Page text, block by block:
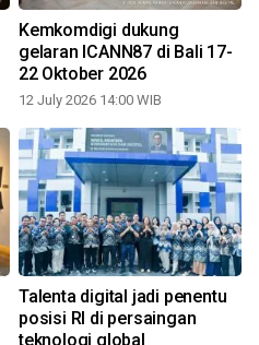
Kemkomdigi dukung
gelaran ICANN87 di Bali 17-
22 Oktober 2026
12 July 2026 14:00 WIB
Talenta digital jadi penentu
posisi RI di persaingan
teknologi global